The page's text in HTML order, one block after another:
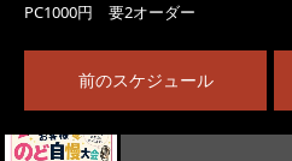
PC1000円 要2オーダー
前のスケジュール